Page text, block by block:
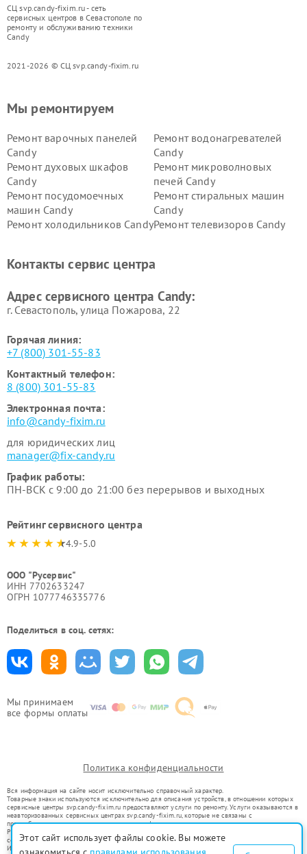
СЦ svp.candy-fixim.ru - сеть
сервисных центров в Севастополе по
ремонту и обслуживанию техники
Candy
2021-2026 © СЦ svp.candy-fixim.ru
Мы принимаем
все формы оплаты
Мы ремонтируем
Ремонт варочных панелей
Candy
Ремонт водонагревателей
Candy
Ремонт духовых шкафов
Candy
Ремонт микроволновых
печей Candy
Ремонт посудомоечных
машин Candy
Ремонт стиральных машин
Candy
Ремонт холодильников CandyРемонт телевизоров Candy
Контакты сервис центра
Адрес сервисного центра Candy:
г. Севастополь, улица Пожарова, 22
Горячая линия:
+7 (800) 301-55-83
Контактный телефон:
8 (800) 301-55-83
Электронная почта:
info@candy-fixim.ru
для юридических лиц
manager@fix-candy.ru
График работы:
ПН-ВСК с 9:00 до 21:00 без перерывов и выходных
Рейтинг сервисного центра
4.9-5.0
ООО "Русервис"
ИНН 7702633247
ОГРН 1077746335776
Поделиться в соц. сетях:
Политика конфиденциальности
Вся информация на сайте носит исключительно справочный характер.
Товарные знаки используются исключительно для описания устройств, в отношении которых
сервисные центры svp.candy-fixim.ru предоставляют услуги по ремонту. Услуги оказываются в
неавторизованных сервисных центрах svp.candy-fixim.ru, которые не связаны с
правообладателями товарных знаков или их официальными представителями.
Ремонт осуществляется для устройств, уже введенных в гражданский оборот в соответствии
со статьей 1487 ГК РФ.
Использование товарных знаков не преследует цели индивидуализации услуг или введения
Этот сайт использует файлы cookie. Вы можете